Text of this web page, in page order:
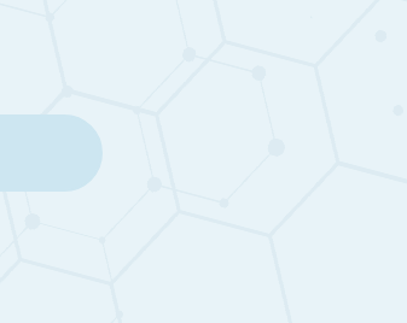
для каждого пациента.